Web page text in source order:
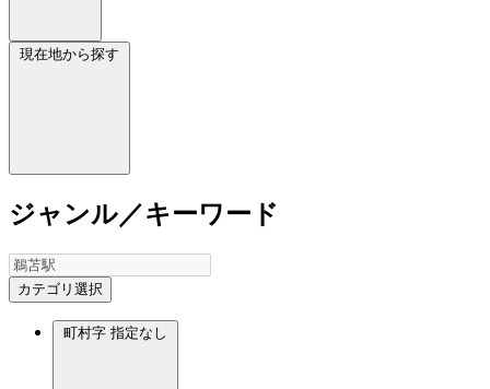
現在地から探す
ジャンル／キーワード
カテゴリ選択
町村字 指定なし